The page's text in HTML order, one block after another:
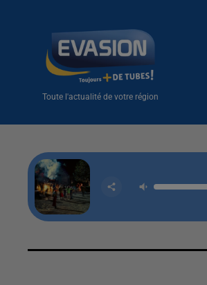
Toute l'actualité de votre région